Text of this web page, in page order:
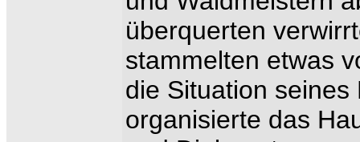
überquerten
stammelten etwas
die Situation
organisierte das